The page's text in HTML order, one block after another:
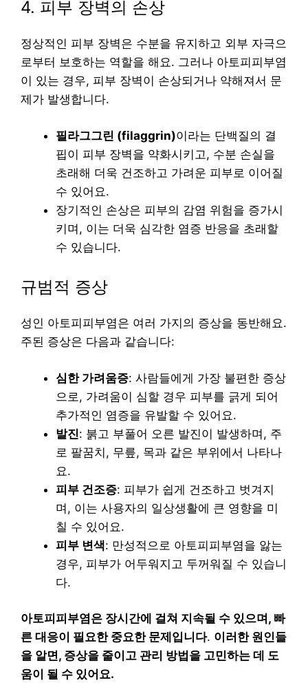
4. 피부 장벽의 손상
정상적인 피부 장벽은 수분을 유지하고 외부 자극으
로부터 보호하는 역할을 해요. 그러나 아토피피부염
이 있는 경우, 피부 장벽이 손상되거나 약해져서 문
제가 발생합니다.
필라그그린 (filaggrin)이라는 단백질의 결
핍이 피부 장벽을 약화시키고, 수분 손실을
초래해 더욱 건조하고 가려운 피부로 이어질
수 있어요.
장기적인 손상은 피부의 감염 위험을 증가시
키며, 이는 더욱 심각한 염증 반응을 초래할
수 있습니다.
규범적 증상
성인 아토피피부염은 여러 가지의 증상을 동반해요.
주된 증상은 다음과 같습니다:
심한 가려움증: 사람들에게 가장 불편한 증상
으로, 가려움이 심할 경우 피부를 긁게 되어
추가적인 염증을 유발할 수 있어요.
발진: 붉고 부풀어 오른 발진이 발생하며, 주
로 팔꿈치, 무릎, 목과 같은 부위에서 나타나
요.
피부 건조증: 피부가 쉽게 건조하고 벗겨지
며, 이는 사용자의 일상생활에 큰 영향을 미
칠 수 있어요.
피부 변색: 만성적으로 아토피피부염을 앓는
경우, 피부가 어두워지고 두꺼워질 수 있습니
다.
아토피피부염은 장시간에 걸쳐 지속될 수 있으며, 빠
른 대응이 필요한 중요한 문제입니다. 이러한 원인들
을 알면, 증상을 줄이고 관리 방법을 고민하는 데 도
움이 될 수 있어요.